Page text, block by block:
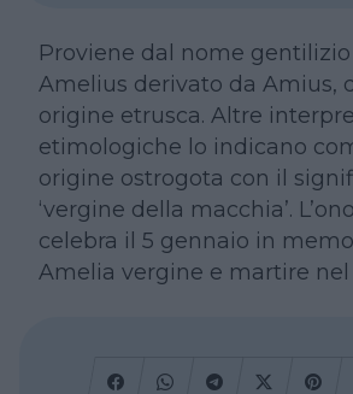
Proviene dal nome
Amelius derivato da Amius,
origine etrusca. Altre
etimologiche lo indicano
origine ostrogota con il
‘vergine della macchia’.
celebra il 5 gennaio in
Amelia vergine e martire nel